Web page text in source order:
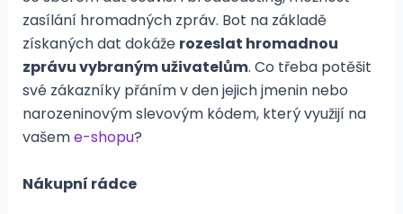
zasílání hromadných zpráv. Bot na základě
získaných dat dokáže rozeslat hromadnou
zprávu vybraným uživatelům. Co třeba potěšit
své zákazníky přáním v den jejich jmenin nebo
narozeninovým slevovým kódem, který využijí na
vašeme-shopu?
Nákupní rádce